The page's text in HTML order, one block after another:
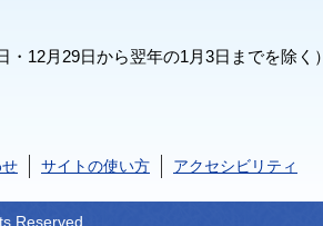
12月29日から翌年の1月3日までを除く）
サイトの使い方 アクセシビリティ
Reserved.